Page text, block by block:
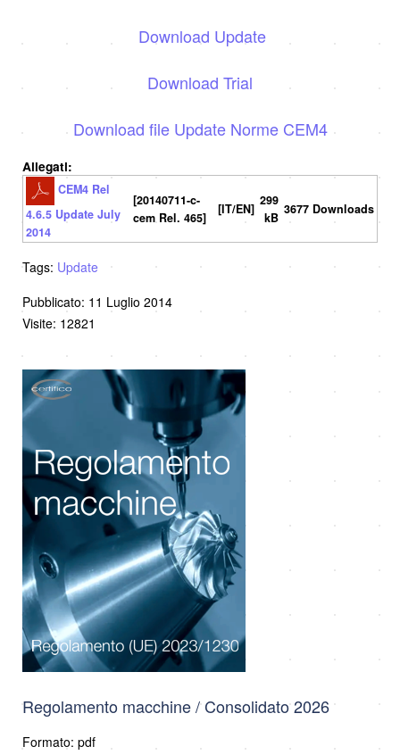
Download Update
Download Trial
Download file Update Norme CEM4
Allegati:
CEM4 Rel
4.6.5 Update July
2014
[20140711-c-
cem Rel. 465]
[IT/EN]
299
kB
3677 Downloads
Tags: Update
Pubblicato: 11 Luglio 2014
Visite: 12821
Regolamento macchine / Consolidato 2026
Formato: pdf